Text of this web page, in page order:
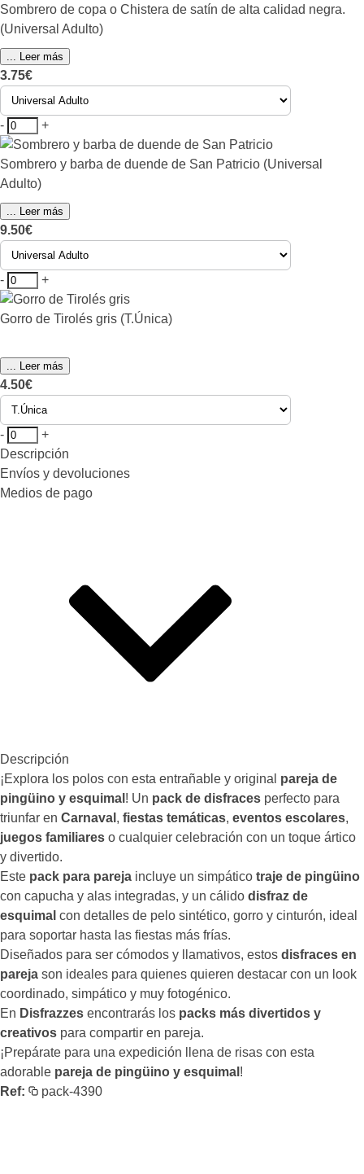
Sombrero de copa o Chistera de satín de alta calidad negra.
(Universal Adulto)
... Leer más
3.75€
- +
Sombrero y barba de duende de San Patricio (Universal
Adulto)
... Leer más
9.50€
- +
Gorro de Tirolés gris (T.Única)
... Leer más
4.50€
-
+
Descripción
Envíos y devoluciones
Medios de pago
Descripción
¡Explora los polos con esta entrañable y original pareja de
pingüino y esquimal ! Un pack de disfraces perfecto para
triunfar en Carnaval , fiestas temáticas, eventos escolares,
juegos familiares o cualquier celebración con un toque ártico
y divertido.
Este pack para pareja incluye un simpático traje de pingüino
con capucha y alas integradas, y un cálido disfraz de
esquimal con detalles de pelo sintético, gorro y cinturón, ideal
para soportar hasta las fiestas más frías.
Diseñados para ser cómodos y llamativos, estos disfraces en
pareja son ideales para quienes quieren destacar con un look
coordinado, simpático y muy fotogénico.
En Disfrazzes encontrarás los packs más divertidos y
creativos para compartir en pareja.
¡Prepárate para una expedición llena de risas con esta
adorable pareja de pingüino y esquimal !
Ref:
pack-4390